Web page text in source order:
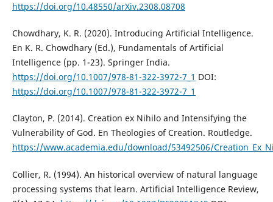
https://doi.org/10.48550/arXiv.2308.08708
Chowdhary, K. R. (2020). Introducing Artificial Intelligence.
En K. R. Chowdhary (Ed.), Fundamentals of Artificial
Intelligence (pp. 1-23). Springer India.
https://doi.org/10.1007/978-81-322-3972-7_1 DOI:
https://doi.org/10.1007/978-81-322-3972-7_1
Clayton, P. (2014). Creation ex Nihilo and Intensifying the
Vulnerability of God. En Theologies of Creation. Routledge.
https://www.academia.edu/download/53492506/
Collier, R. (1994). An historical overview of natural language
processing systems that learn. Artificial Intelligence Review,